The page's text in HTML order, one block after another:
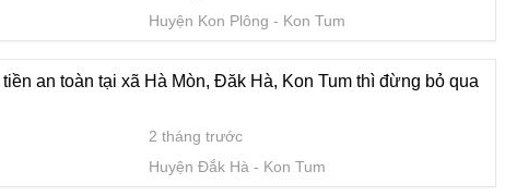
Huyện Đắk Hà Kon Tum
Đắk Mar, Đắk Hà, Kon Tum nhé
Huyện Đắk Hà
Huyện Kon Plông Kon Tum
an toàn tại xã Hà Mòn, Đăk Hà, Kon Tum thì đừng bỏ qua
2 tháng trước
Huyện Đắk Hà Kon Tum